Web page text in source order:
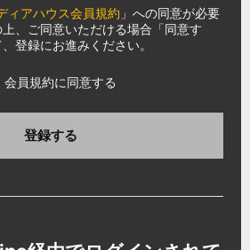
ィアハウス会員規約 」への同意が必要
、ご同意いただける場合「同意す
登録にお進みください。
会員規約に同意する
登録する